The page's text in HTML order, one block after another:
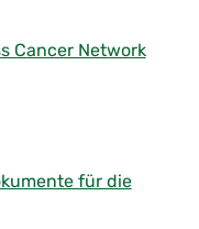
Cancer Network
für die